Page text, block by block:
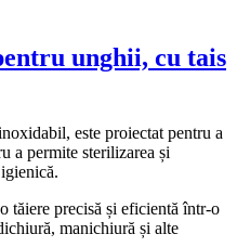
unghii, cu tais
este proiectat pentru a
a permite sterilizarea și
tăiere precisă și eficientă într-o
manichiură și alte